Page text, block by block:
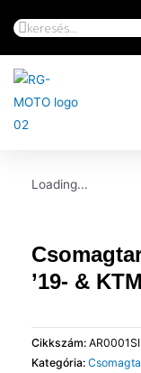
Loading...
’19- &
Cikkszám: AR0001SI
Kategória: